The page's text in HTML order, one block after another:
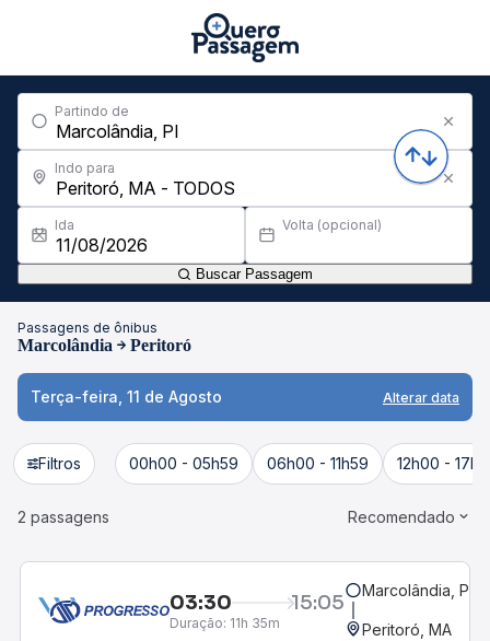
Partindo de
Indo para
Ida Volta (opcional)
Buscar Passagem
Passagens de ônibus
Marcolândia Peritoró
Terça-feira, 11 de Agosto Alterar data
Filtros 00h00 - 05h59 06h00 - 11h59 12h00 -
2 passagens Recomendado
03:30 15:05
Duração: 11h 35m
Marcolândia, PI
Peritoró, MA